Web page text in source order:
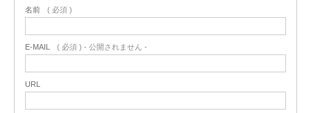
名前 ( 必須 )
E-MAIL ( 必須 ) - 公開されません -
URL